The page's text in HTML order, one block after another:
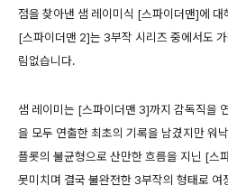
점을 찾아낸 샘 레이미식 [스파이더맨]에
[스파이더맨 2]는 3부작 시리즈 중에서도
림없습니다.
샘 레이미는 [스파이더맨 3]까지 감독직을
을 모두 연출한 최초의 기록을 남겼지만 워
플롯의 불균형으로 산만한 흐름을 지닌 [스
못미치며 결국 불완전한 3부작의 형태로 여